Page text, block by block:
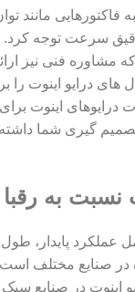
فاکتورهایی مانند
دقیق سرعت توجه کرد.
مشاوره فنی نیز
درایو اینوت را
درایوهای اینوت برای
گیری شما
نسبت به رقبا
عملکرد پایدار، طول
در صنایع مختلف
اینوت در صنایع